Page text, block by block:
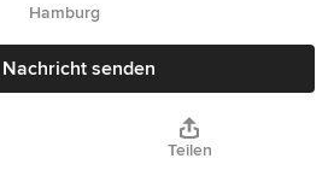
Hamburg
Nachricht senden
Teilen